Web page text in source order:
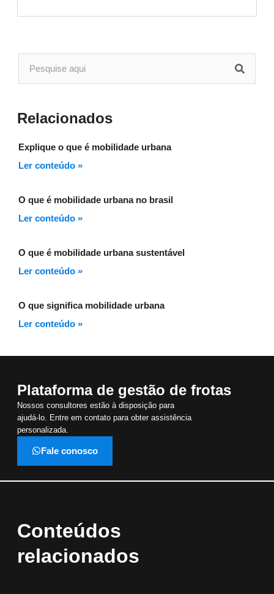
Relacionados
Explique o que é mobilidade urbana
Ler conteúdo »
O que é mobilidade urbana no brasil
Ler conteúdo »
O que é mobilidade urbana sustentável
Ler conteúdo »
O que significa mobilidade urbana
Ler conteúdo »
Plataforma de gestão de frotas
Nossos consultores estão à disposição para
ajudá-lo. Entre em contato para obter assistência
personalizada.
Fale conosco
Conteúdos
relacionados